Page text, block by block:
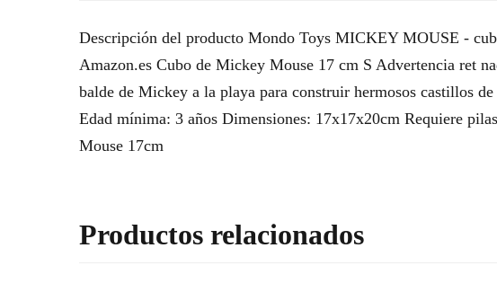
Descripción del producto Mondo Toys MICKEY MOUSE -
Amazon.es Cubo de Mickey Mouse 17 cm S Advertencia ret
balde de Mickey a la playa para construir hermosos castillos
Edad mínima: 3 años Dimensiones: 17x17x20cm Requiere
Mouse 17cm
Productos relacionados